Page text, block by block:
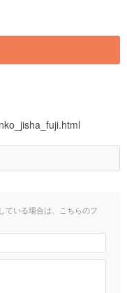
ている場合は、こちらのフ